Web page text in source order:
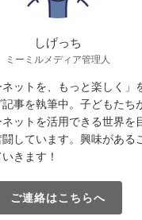
しげっち
ミーミルメディア管理人
ネットを、もっと楽しく」
事を執筆中。子どもたち
ットを活用できる世界を
しています。興味がある
きます！
ご連絡はこちらへ